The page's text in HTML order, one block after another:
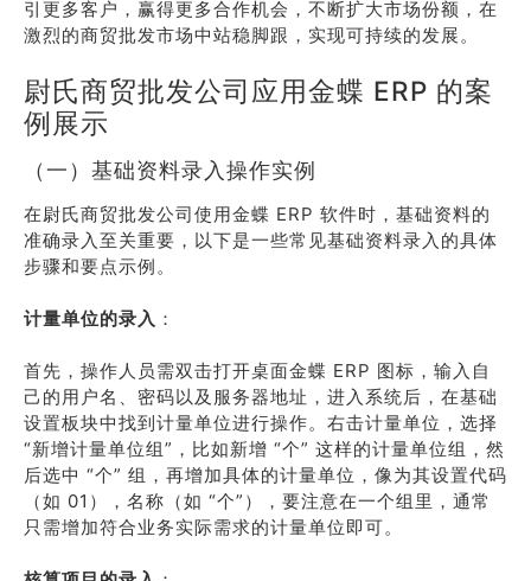
引更多客户，赢得更多合作机会，不断扩大市场份额，在
激烈的商贸批发市场中站稳脚跟，实现可持续的发展。
尉氏商贸批发公司应用金蝶 ERP 的案
例展示
（一）基础资料录入操作实例
在尉氏商贸批发公司使用金蝶 ERP 软件时，基础资料的
准确录入至关重要，以下是一些常见基础资料录入的具体
步骤和要点示例。
计量单位的录入 ：
首先，操作人员需双击打开桌面金蝶 ERP 图标，输入自
己的用户名、密码以及服务器地址，进入系统后，在基础
设置板块中找到计量单位进行操作。右击计量单位，选择
“新增计量单位组”，比如新增 “个” 这样的计量单位组，然
后选中 “个” 组，再增加具体的计量单位，像为其设置代码
（如 01），名称（如 “个”），要注意在一个组里，通常
只需增加符合业务实际需求的计量单位即可。